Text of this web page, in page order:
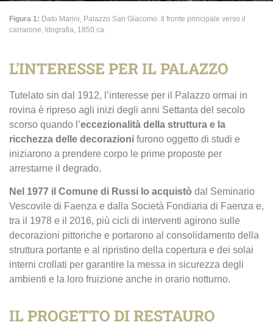
Figura 1: Dato Marini, Palazzo San Giacomo. Il fronte principale verso il
carrarone, litografia, 1850 ca.
L'INTERESSE PER IL PALAZZO
Tutelato sin dal 1912, l’interesse per il Palazzo ormai in
rovina è ripreso agli inizi degli anni Settanta del secolo
scorso quando l’eccezionalità della struttura e la
ricchezza delle decorazioni furono oggetto di studi e
iniziarono a prendere corpo le prime proposte per
arrestarne il degrado.
Nel 1977 il Comune di Russi lo acquistò dal Seminario
Vescovile di Faenza e dalla Società Fondiaria di Faenza e,
tra il 1978 e il 2016, più cicli di interventi agirono sulle
decorazioni pittoriche e portarono al consolidamento della
struttura portante e al ripristino della copertura e dei solai
interni crollati per garantire la messa in sicurezza degli
ambienti e la loro fruizione anche in orario notturno.
IL PROGETTO DI RESTAURO